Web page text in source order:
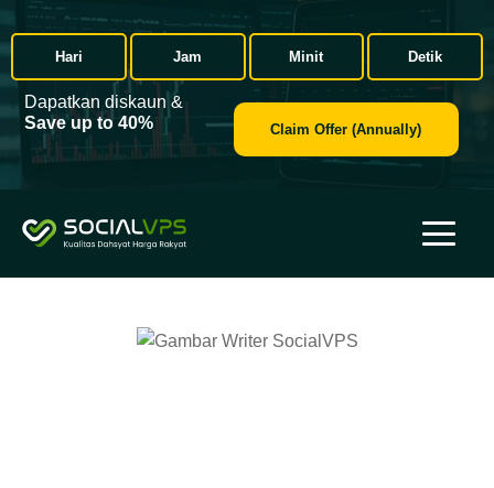
Hari Jam Minit Detik
Dapatkan diskaun &
Save up to 40%
Claim Offer (Annually)